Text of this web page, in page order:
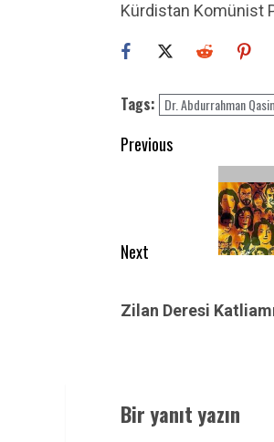
Kürdistan Komünist
Tags: Dr. Abdurrahman
Post
navigation
Previous
Next
post:
Zilan Deresi
Bir yanıt yazın